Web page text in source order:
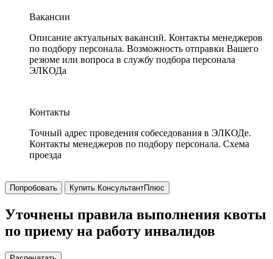
Вакансии
Описание актуальных вакансий. Контакты менеджеров
по подбору персонала. Возможность отправки Вашего
резюме или вопроса в службу подбора персонала
ЭЛКОДа
Контакты
Точный адрес проведения собеседования в ЭЛКОДе.
Контакты менеджеров по подбору персонала. Схема
проезда
Попробовать Купить КонсультантПлюс
Уточнены правила выполнения квоты
по приему на работу инвалидов